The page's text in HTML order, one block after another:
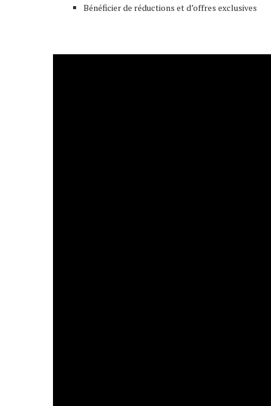
Bénéficier de réductions et d’offres exclusives